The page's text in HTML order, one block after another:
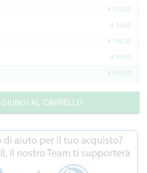
€ 170,00
-€ 34,00
€ 136,00
€ 29,92
€ 165,92
AL CARRELLO